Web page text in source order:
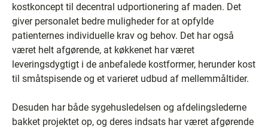
kostkoncept til decentral udportionering af maden. Det
giver personalet bedre muligheder for at opfylde
patienternes individuelle krav og behov. Det har også
været helt afgørende, at køkkenet har været
leveringsdygtigt i de anbefalede kostformer, herunder kost
til småtspisende og et varieret udbud af mellemmåltider.
Desuden har både sygehusledelsen og afdelingslederne
bakket projektet op, og deres indsats har været afgørende